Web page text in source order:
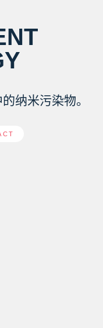
纳米污染物。